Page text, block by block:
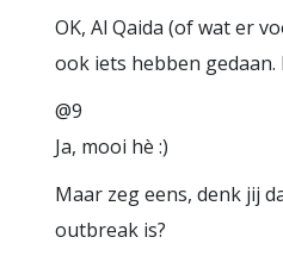
OK, Al Qaida (of wat er
ook iets hebben gedaan.
@9
Ja, mooi hè :)
Maar zeg eens, denk jij
outbreak is?